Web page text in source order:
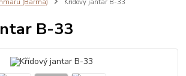
(Barma) Křídový jantar B-33
B-33